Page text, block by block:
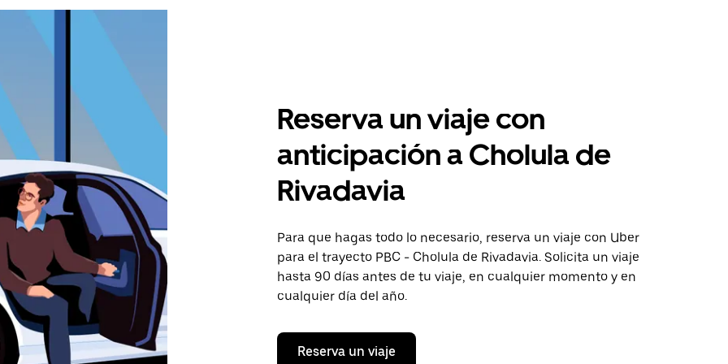
Reserva un viaje con
anticipación a Cholula de
Rivadavia
Para que hagas todo lo necesario, reserva un viaje con Uber
para el trayecto PBC - Cholula de Rivadavia. Solicita un viaje
hasta 90 días antes de tu viaje, en cualquier momento y en
cualquier día del año.
Reserva un viaje